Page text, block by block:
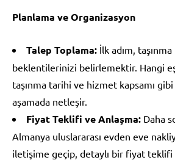
Planlama ve Organizasyon
Talep Toplama: İlk adım, taşınma
beklentilerinizi belirlemektir. Hangi
taşınma tarihi ve hizmet kapsamı
aşamada netleşir.
Fiyat Teklifi ve Anlaşma: Daha
Almanya uluslararası evden eve
iletişime geçip, detaylı bir fiyat teklifi